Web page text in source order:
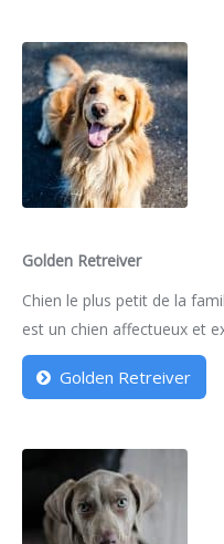
Golden Retreiver
Chien le plus petit de la
est un chien affectueux et
Golden Retreiver